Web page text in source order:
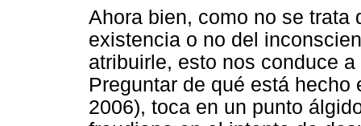
Ahora bien, como no se trata
existencia o no del
atribuirle, esto nos conduce
Preguntar de qué está
2006), toca en un punto